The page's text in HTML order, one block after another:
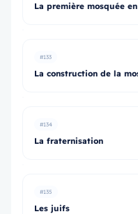
La première mosquée
#133
#134
La fraternisation
#135
Les juifs